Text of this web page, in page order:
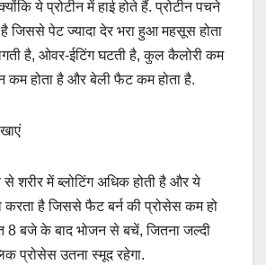
ये प्रोटीन में हाई होते हैं. प्रोटीन पचने
जिससे पेट ज्यादा देर भरा हुआ महसूस होता
है, ओवर-ईटिंग घटती है, कुल कैलोरी कम
कम होता है और बेली फैट कम होता है.
शरीर में ब्लोटिंग अधिक होती है और ये
करता है जिससे फैट बर्न की प्रोसेस कम हो
8 बजे के बाद भोजन से बचें, जितना जल्दी
प्रोसेस उतना स्मूद रहेगा.